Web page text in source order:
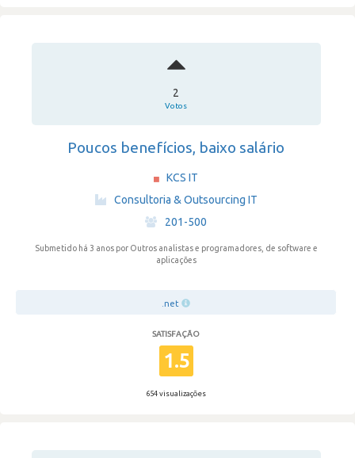
2
Votos
Poucos benefícios, baixo salário
KCS IT
·
Consultoria & Outsourcing IT
·
201-500
Submetido há 3 anos por Outros analistas e programadores, de software e
aplicações
.net
SATISFAÇÃO
1.5
654 visualizações